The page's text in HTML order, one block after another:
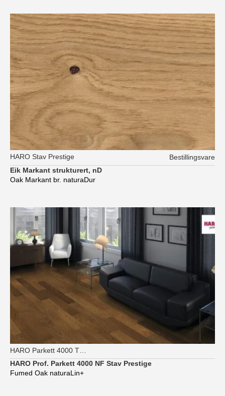
HARO Stav Prestige
Bestillingsvare
Eik Markant strukturert, nD
Oak Markant br. naturaDur
HARO Parkett 4000 TG Strip Prestige
HARO Prof. Parkett 4000 NF Stav Prestige
Fumed Oak naturaLin+